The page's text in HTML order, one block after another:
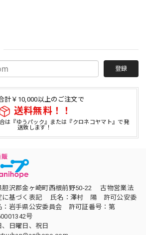
登録
計￥10,000以上のご注文で
送料無料！！
は『ゆうパック』または『クロネコヤマト』で発
送致します！
胆沢郡金ヶ崎町西根前野50-22 古物営業法
に基づく表記 氏名：澤村 陽 許可公安委
：岩手県公安委員会 許可証番号：第
号
、日曜日、祝日